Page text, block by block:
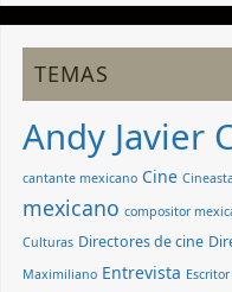
TEMAS
Andy Javier
cantante mexicano Cine
mexicano compositor
Culturas Directores de cine
Maximiliano Entrevista